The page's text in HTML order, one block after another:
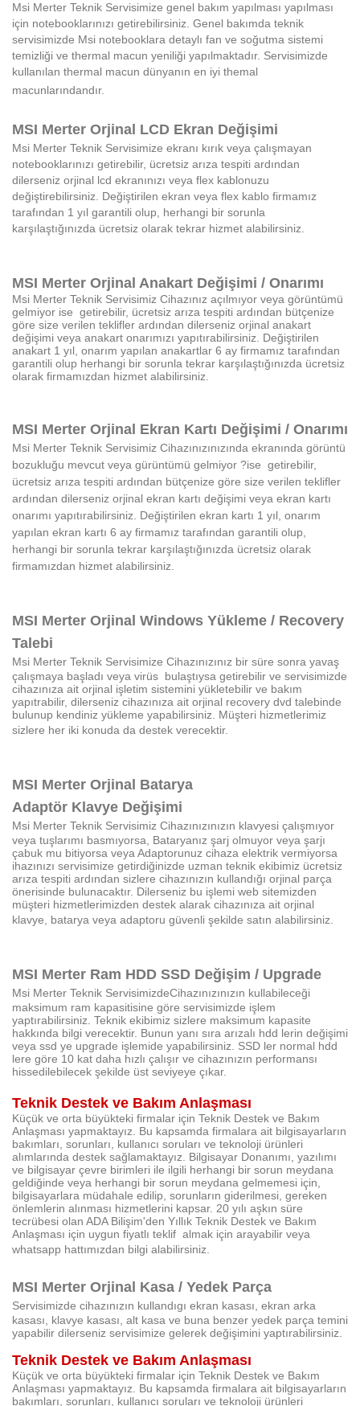
Msi Merter Teknik Servisimize genel bakım yapılması yapılması
için notebooklarınızı getirebilirsiniz. Genel bakımda teknik
servisimizde Msi notebooklara detaylı fan ve soğutma sistemi
temizliği ve thermal macun yeniliği yapılmaktadır. Servisimizde
kullanılan thermal macun dünyanın en iyi themal
macunlarındandır.
MSI Merter Orjinal LCD Ekran Değişimi
Msi Merter Teknik Servisimize ekranı kırık veya çalışmayan
notebooklarınızı getirebilir, ücretsiz arıza tespiti ardından
dilerseniz orjinal lcd ekranınızı veya flex kablonuzu
değiştirebilirsiniz. Değiştirilen ekran veya flex kablo firmamız
tarafından 1 yıl garantili olup, herhangi bir sorunla
karşılaştığınızda ücretsiz olarak tekrar hizmet alabilirsiniz.
MSI Merter Orjinal Anakart Değişimi / Onarımı
Msi Merter Teknik Servisimiz Cihazınız açılmıyor veya görüntümü
gelmiyor ise getirebilir, ücretsiz arıza tespiti ardından bütçenize
göre size verilen teklifler ardından dilerseniz orjinal anakart
değişimi veya anakart onarımızı yapıtırabilirsiniz. Değiştirilen
anakart 1 yıl, onarım yapılan anakartlar 6 ay firmamız tarafından
garantili olup herhangi bir sorunla tekrar karşılaştığınızda ücretsiz
olarak firmamızdan hizmet alabilirsiniz.
MSI Merter Orjinal Ekran Kartı Değişimi / Onarımı
Msi Merter Teknik Servisimiz Cihazınızınızında ekranında görüntü
bozukluğu mevcut veya gürüntümü gelmiyor ?ise getirebilir,
ücretsiz arıza tespiti ardından bütçenize göre size verilen teklifler
ardından dilerseniz orjinal ekran kartı değişimi veya ekran kartı
onarımı yapıtırabilirsiniz. Değiştirilen ekran kartı 1 yıl, onarım
yapılan ekran kartı 6 ay firmamız tarafından garantili olup,
herhangi bir sorunla tekrar karşılaştığınızda ücretsiz olarak
firmamızdan hizmet alabilirsiniz.
MSI Merter Orjinal Windows Yükleme / Recovery
Talebi
Msi Merter Teknik Servisimize Cihazınızınız bir süre sonra yavaş
çalışmaya başladı veya virüs bulaştıysa getirebilir ve servisimizde
cihazınıza ait orjinal işletim sistemini yükletebilir ve bakım
yapıtrabilir, dilerseniz cihazınıza ait orjinal recovery dvd talebinde
bulunup kendiniz yükleme yapabilirsiniz. Müşteri hizmetlerimiz
sizlere her iki konuda da destek verecektir.
MSI Merter Orjinal Batarya
Adaptör Klavye Değişimi
Msi Merter Teknik Servisimiz Cihazınızınızın klavyesi çalışmıyor
veya tuşlarımı basmıyorsa, Bataryanız şarj olmuyor veya şarjı
çabuk mu bitiyorsa veya Adaptorunuz cihaza elektrik vermiyorsa
ihazınızı servisimize getirdiğinizde uzman teknik ekibimiz ücretsiz
arıza tespiti ardından sizlere cihazınızın kullandığı orjinal parça
önerisinde bulunacaktır. Dilerseniz bu işlemi web sitemizden
müşteri hizmetlerimizden destek alarak cihazınıza ait orjinal
klavye, batarya veya adaptoru güvenli şekilde satın alabilirsiniz.
MSI Merter Ram HDD SSD Değişim / Upgrade
Msi Merter Teknik ServisimizdeCihazınızınızın kullabileceği
maksimum ram kapasitisine göre servisimizde işlem
yaptırabilirsiniz. Teknik ekibimiz sizlere maksimum kapasite
hakkında bilgi verecektir. Bunun yanı sıra arızalı hdd lerin değişimi
veya ssd ye upgrade işlemide yapabilirsiniz. SSD ler normal hdd
lere göre 10 kat daha hızlı çalışır ve cihazınızın performansı
hissedilebilecek şekilde üst seviyeye çıkar.
Teknik Destek ve Bakım Anlaşması
Küçük ve orta büyükteki firmalar için Teknik Destek ve Bakım
Anlaşması yapmaktayız. Bu kapsamda firmalara ait bilgisayarların
bakımları, sorunları, kullanıcı soruları ve teknoloji ürünleri
alımlarında destek sağlamaktayız. Bilgisayar Donanımı, yazılımı
ve bilgisayar çevre birimleri ile ilgili herhangi bir sorun meydana
geldiğinde veya herhangi bir sorun meydana gelmemesi için,
bilgisayarlara müdahale edilip, sorunların giderilmesi, gereken
önlemlerin alınması hizmetlerini kapsar. 20 yılı aşkın süre
tecrübesi olan ADA Bilişim'den Yıllık Teknik Destek ve Bakım
Anlaşması için uygun fiyatlı teklif almak için arayabilir veya
whatsapp hattımızdan bilgi alabilirsiniz.
MSI Merter Orjinal Kasa / Yedek Parça
Servisimizde cihazınızın kullandıgı ekran kasası, ekran arka
kasası, klavye kasası, alt kasa ve buna benzer yedek parça temini
yapabilir dilerseniz servisimize gelerek değişimini yaptırabilirsiniz.
Teknik Destek ve Bakım Anlaşması
Küçük ve orta büyükteki firmalar için Teknik Destek ve Bakım
Anlaşması yapmaktayız. Bu kapsamda firmalara ait bilgisayarların
bakımları, sorunları, kullanıcı soruları ve teknoloji ürünleri